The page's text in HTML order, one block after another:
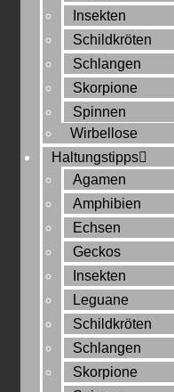
Insekten
Schildkröten
Schlangen
Skorpione
Spinnen
Wirbellose
Haltungstipps
Agamen
Amphibien
Echsen
Geckos
Insekten
Leguane
Schildkröten
Schlangen
Skorpione